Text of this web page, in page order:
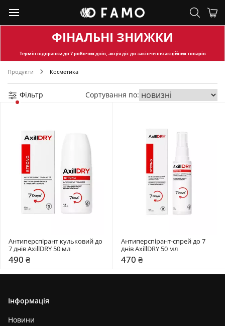
ФІНАЛЬНІ ЗНИЖКИ
Термін відправкидо 7 робочих днів, акція діє до закінчення акційних товарів
Продукти Косметика
Фільтр Сортування по:
Антиперспірант кульковий до
490 ₴
Антиперспірант-спрей до 7
470 ₴
Інформація
Новини